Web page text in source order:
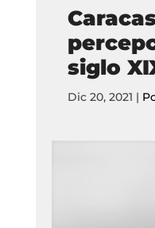
siglo
Dic 20, 2021 |